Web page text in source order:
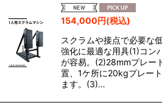
154,000円(税込)
スクラムや接点で必要な
強化に最適な用具(1)コン
が容易。(2)28mmプレー
置、1ケ所に20kgプレー
ます。(3)…